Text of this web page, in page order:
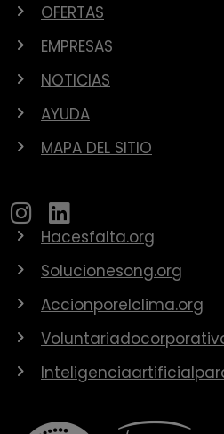
OFERTAS
EMPRESAS
NOTICIAS
AYUDA
MAPA DEL SITIO
Hacesfalta.org
Solucionesong.org
Accionporelclima.org